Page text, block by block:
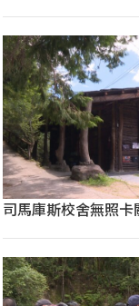
司馬庫斯校舍無照